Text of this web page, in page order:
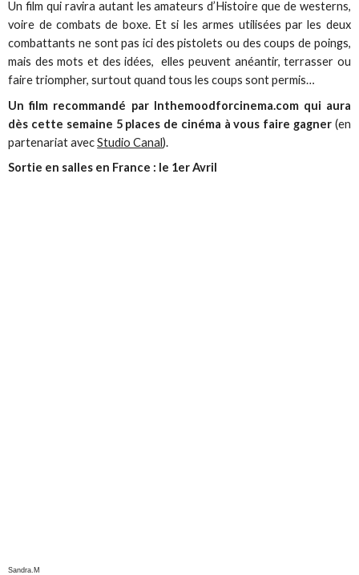
Un film qui ravira autant les amateurs d’Histoire que de westerns,
voire de combats de boxe. Et si les armes utilisées par les deux
combattants ne sont pas ici des pistolets ou des coups de poings,
mais des mots et des idées, elles peuvent anéantir, terrasser ou
faire triompher, surtout quand tous les coups sont permis…
Un film recommandé par Inthemoodforcinema.com qui aura
dès cette semaine 5 places de cinéma à vous faire gagner (en
partenariat avecStudio Canal).
Sortie en salles en France : le 1er Avril
Sandra.M